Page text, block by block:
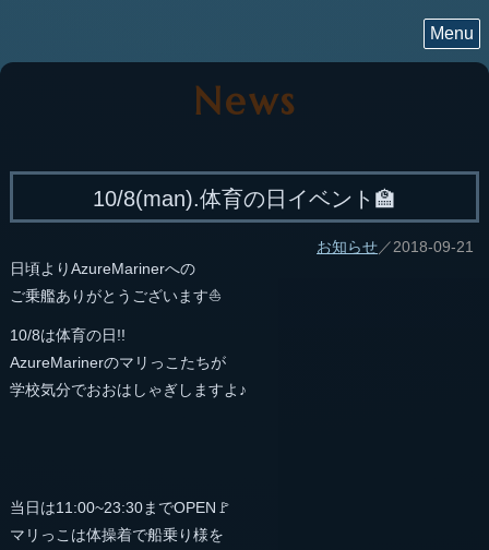
Menu
News
10/8(man).体育の日イベント🏫
お知らせ／2018-09-21
日頃よりAzureMarinerへの
ご乗艦ありがとうございます⛵️
10/8は体育の日!!
AzureMarinerのマリっこたちが
学校気分でおおはしゃぎしますよ♪
当日は11:00~23:30までOPEN🚩
マリっこは体操着で船乗り様を